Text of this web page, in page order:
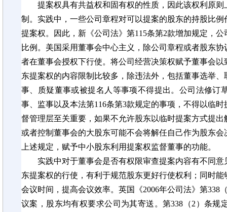
提案权具有共益权和固有权的性质，因此该权利原
制。实践中，一些公司章程对可以提案的股东的持股比
提案权。因此，新《公司法》第115条第2款增加规定，
比例。美国采用董事会中心主义，除公司章程或者股东
者在董事会授权下行使。将公司经营决策权赋予董事会
东提案权的内容限制比较多，除违法外，包括董事选举
事、质疑董事或被提名人等事项不得提出。公司法修订
事、监事以及本法第116条第3款规定的事项，不得以临
督管理层至关重要，如果不允许股东以临时提案方式提
或者控制董事会的大股东可能不会将解任自己作为股东
上述规定，赋予中小股东利用提案权监督董事的功能。
实践中对于董事会是否有权限审查提案内容有不同
东提案权的行使，有利于规范股东更好行使权利；同时
会议时间，提高会议效率。英国《2006年公司法》第338
议案，股东均有权要求公司为其寄送。第338（2）条规